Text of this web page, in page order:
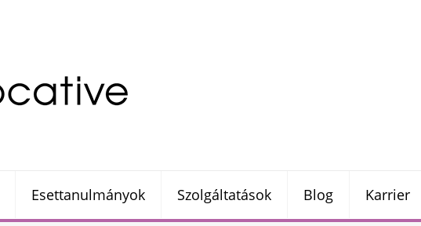
Esettanulmányok Szolgáltatások Blog Karrier